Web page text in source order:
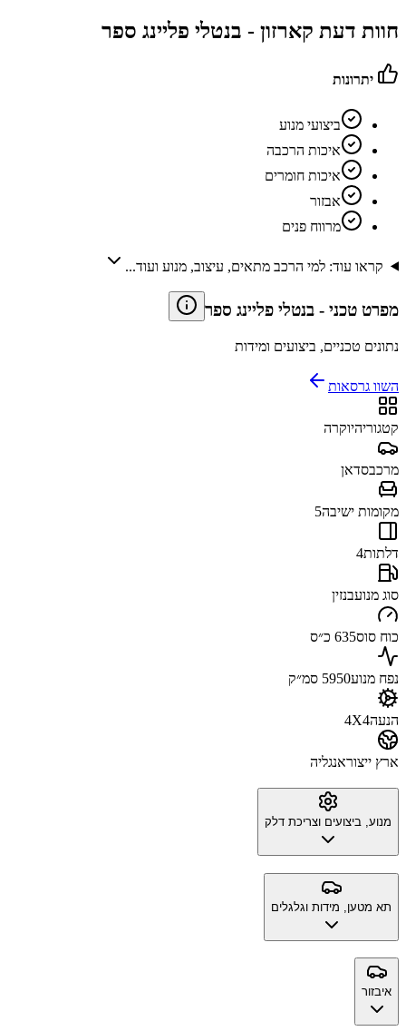
חוות דעת קארזון - בנטלי פליינג ספר
יתרונות
ביצועי מנוע
איכות הרכבה
איכות חומרים
אבזור
מרווח פנים
קראו עוד: למי הרכב מתאים, עיצוב, מנוע ועוד...
מפרט טכני - בנטלי פליינג ספר
נתונים טכניים, ביצועים ומידות
השוו גרסאות
קטגוריהיוקרה
מרכבסדאן
מקומות ישיבה5
דלתות4
סוג מנועבנזין
כוח סוס635 כ״ס
נפח מנוע5950 סמ״ק
הנעה4X4
ארץ ייצוראנגליה
מנוע, ביצועים וצריכת דלק
תא מטען, מידות וגלגלים
איבזור